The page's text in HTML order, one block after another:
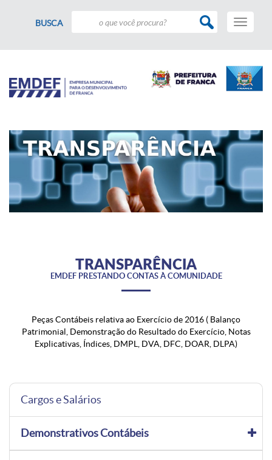
BUSCA
Toggle
TRANSPARÊNCIA
EMDEF PRESTANDO CONTAS À COMUNIDADE
Peças Contábeis relativa ao Exercício de 2016 ( Balanço
Patrimonial, Demonstração do Resultado do Exercício, Notas
Explicativas, Índices, DMPL, DVA, DFC, DOAR, DLPA)
Cargos e Salários
Demonstrativos Contábeis